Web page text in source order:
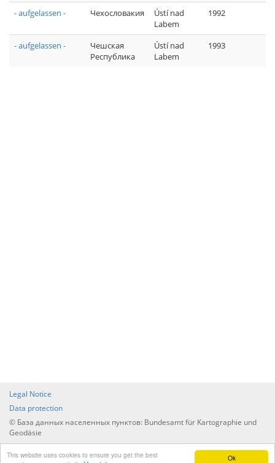
Ok
This website uses cookies to ensure you get the best
- aufgelassen - Чехословакия
Ústí nad
Labem
1992
- aufgelassen -
Чешская
Республика
Ústí nad
Labem
1993
Legal Notice
Data protection
© База данных населенных пунктов: Bundesamt für Kartographie und
Geodäsie
Перечень всех населенных пунктов по странам и
административному управлению